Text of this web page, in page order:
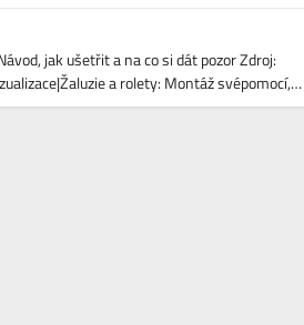
jak ušetřit a na co si dát pozor Zdroj:
a rolety: Montáž svépomocí,…